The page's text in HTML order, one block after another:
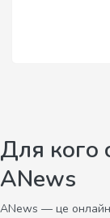
Для кого
ANews
ANews — це онлайн